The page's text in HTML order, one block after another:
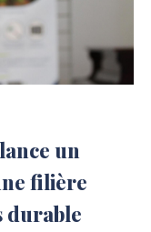
un
filière
durable